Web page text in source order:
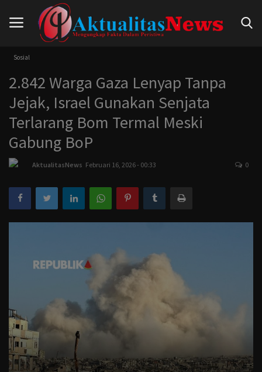
Beranda
Hukum
Nasional
Politik
Pendidikan
Internasional
Daerah
Keagamaan
Sosial
2.842 Warga Gaza Lenyap Tanpa
Jejak, Israel Gunakan Senjata
Terlarang Bom Termal Meski
Gabung BoP
AktualitasNews Februari 16, 2026 - 00:33 0